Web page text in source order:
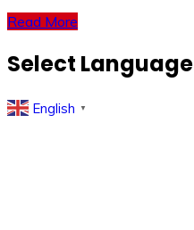
Read More
Select Language
English ▼